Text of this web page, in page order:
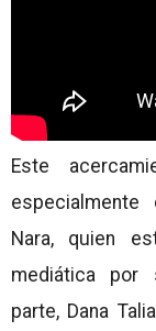
Este
Nara, quien
mediática por
parte, Dana